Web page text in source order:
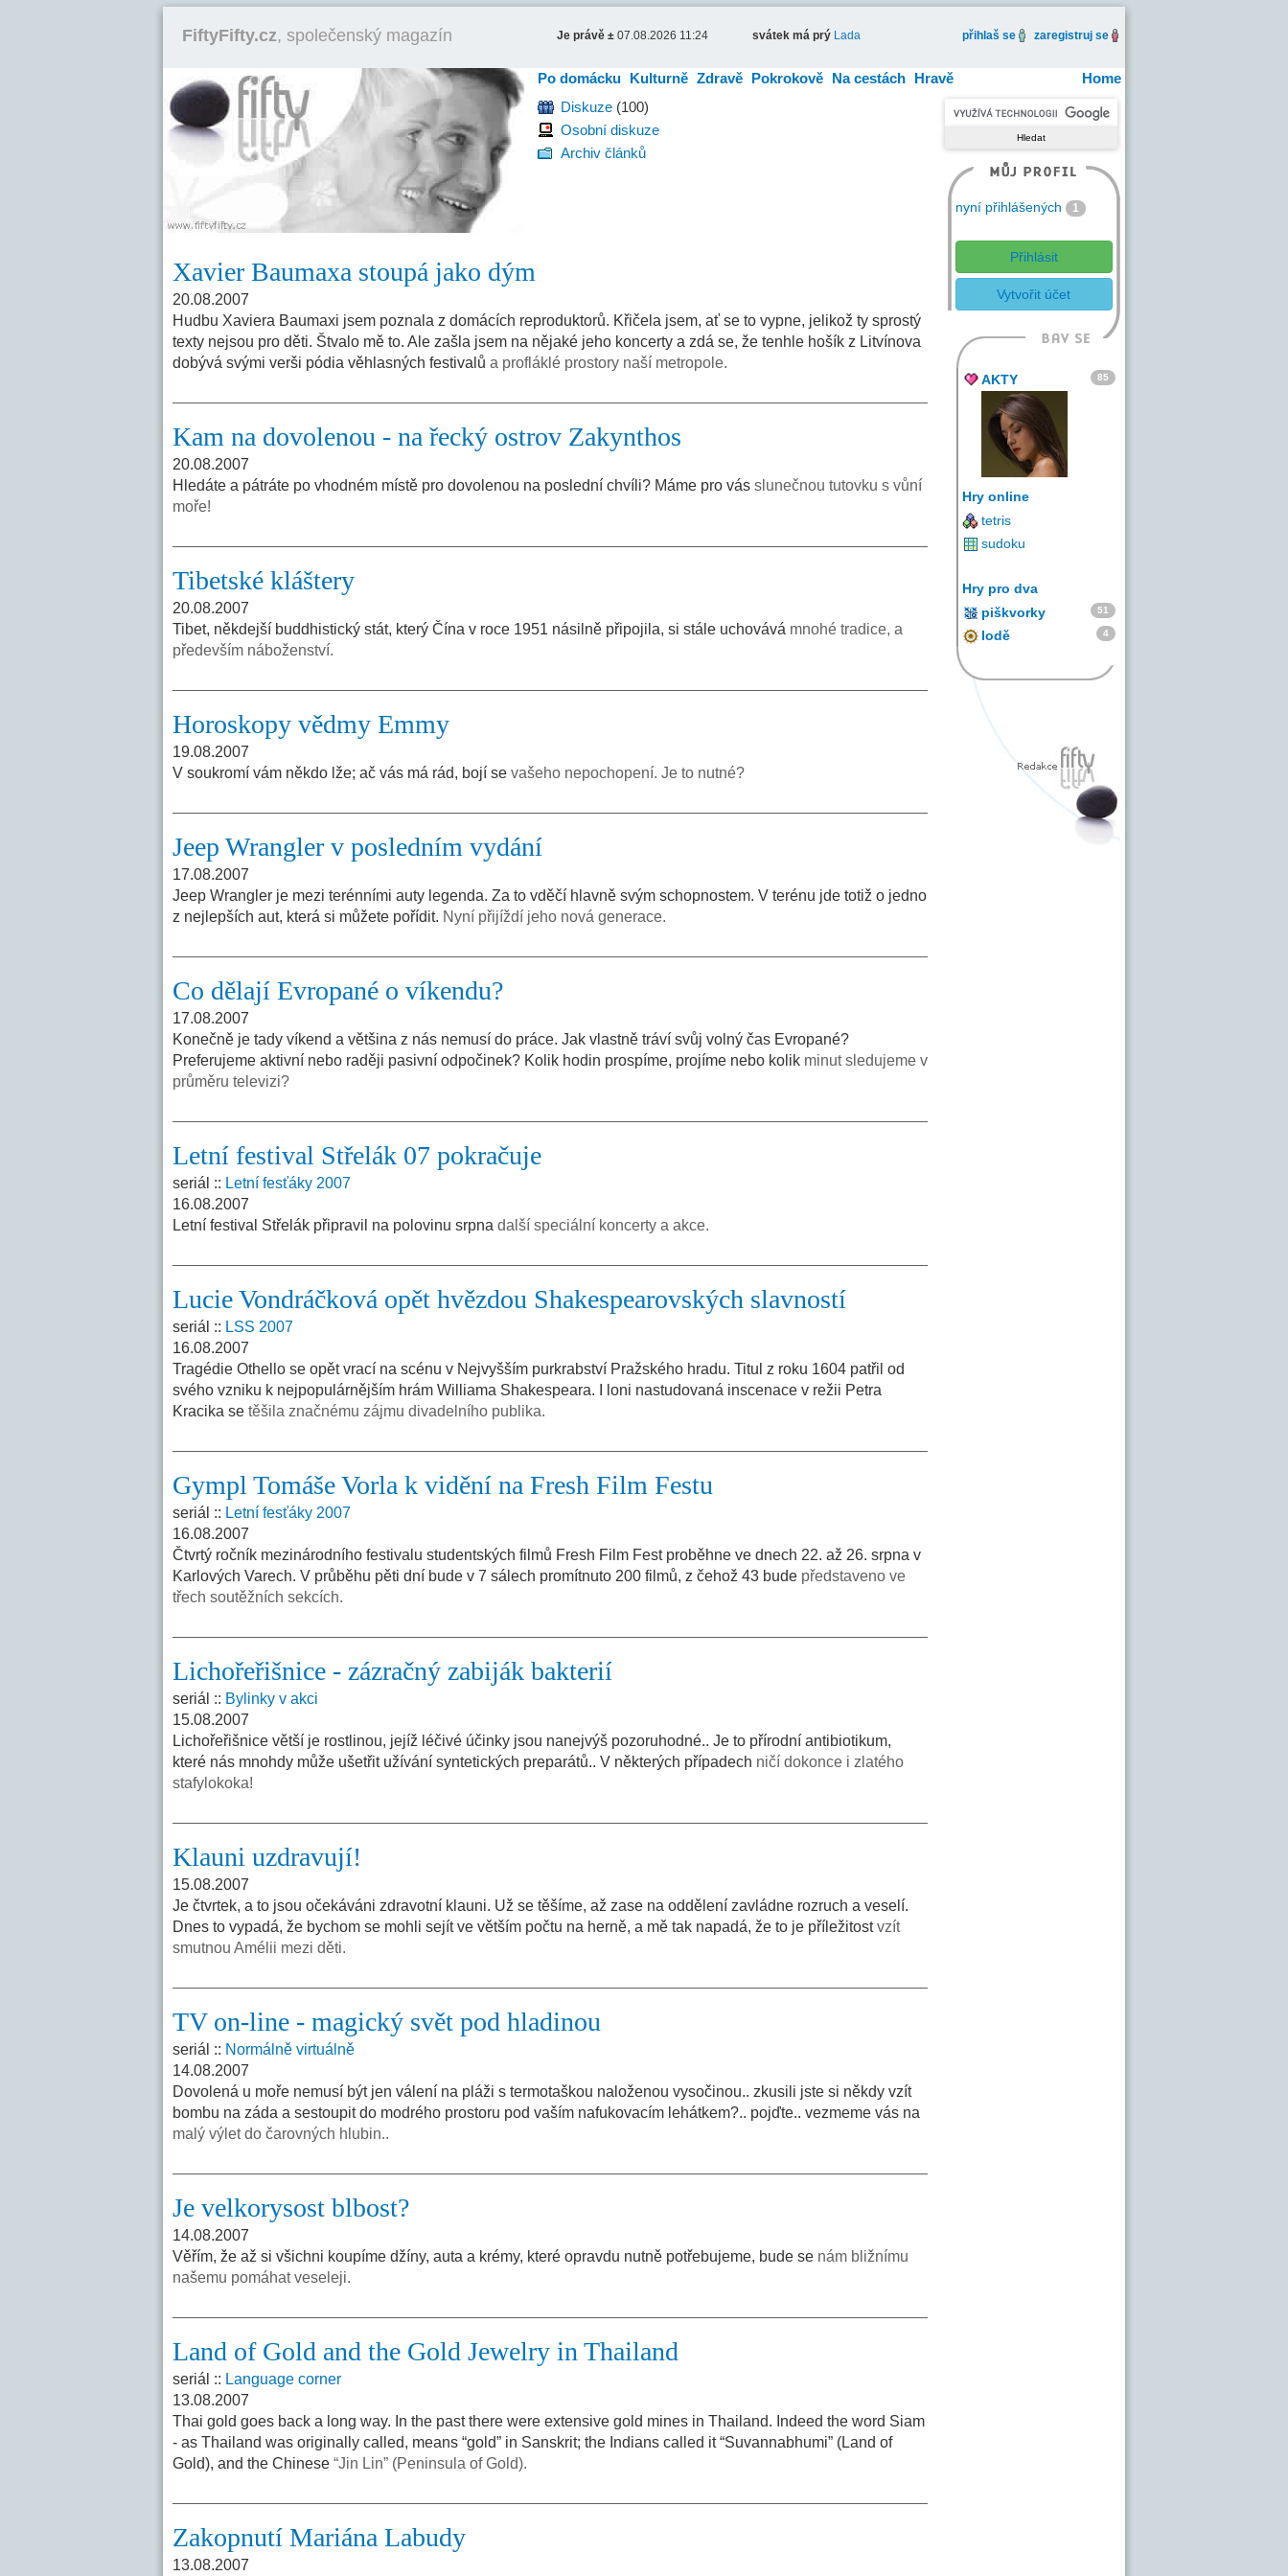
FiftyFifty.cz, společenský magazín Je právě ± 07.08.2026 11:24 svátek má prý Lada přihlaš se zaregistruj se
Home
Po domácku Kulturně Zdravě Pokrokově Na cestách Hravě
Diskuze (100)
Osobní diskuze
Archiv článků
Xavier Baumaxa stoupá jako dým
20.08.2007
Hudbu Xaviera Baumaxi jsem poznala z domácích reproduktorů. Křičela jsem, ať se to vypne, jelikož ty sprostý
texty nejsou pro děti. Štvalo mě to. Ale zašla jsem na nějaké jeho koncerty a zdá se, že tenhle hošík z Litvínova
dobývá svými verši pódia věhlasných festivalů a profláklé prostory naší metropole.
Kam na dovolenou - na řecký ostrov Zakynthos
20.08.2007
Hledáte a pátráte po vhodném místě pro dovolenou na poslední chvíli? Máme pro vás slunečnou tutovku s vůní
moře!
Tibetské kláštery
20.08.2007
Tibet, někdejší buddhistický stát, který Čína v roce 1951 násilně připojila, si stále uchovává mnohé tradice, a
především náboženství.
Horoskopy vědmy Emmy
19.08.2007
V soukromí vám někdo lže; ač vás má rád, bojí se vašeho nepochopení. Je to nutné?
Jeep Wrangler v posledním vydání
17.08.2007
Jeep Wrangler je mezi terénními auty legenda. Za to vděčí hlavně svým schopnostem. V terénu jde totiž o jedno
z nejlepších aut, která si můžete pořídit. Nyní přijíždí jeho nová generace.
Co dělají Evropané o víkendu?
17.08.2007
Konečně je tady víkend a většina z nás nemusí do práce. Jak vlastně tráví svůj volný čas Evropané?
Preferujeme aktivní nebo raději pasivní odpočinek? Kolik hodin prospíme, projíme nebo kolik minut sledujeme v
průměru televizi?
Letní festival Střelák 07 pokračuje
seriál :: Letní fesťáky 2007
16.08.2007
Letní festival Střelák připravil na polovinu srpna další speciální koncerty a akce.
Lucie Vondráčková opět hvězdou Shakespearovských slavností
seriál :: LSS 2007
16.08.2007
Tragédie Othello se opět vrací na scénu v Nejvyšším purkrabství Pražského hradu. Titul z roku 1604 patřil od
svého vzniku k nejpopulárnějším hrám Williama Shakespeara. I loni nastudovaná inscenace v režii Petra
Kracika se těšila značnému zájmu divadelního publika.
Gympl Tomáše Vorla k vidění na Fresh Film Festu
seriál :: Letní fesťáky 2007
16.08.2007
Čtvrtý ročník mezinárodního festivalu studentských filmů Fresh Film Fest proběhne ve dnech 22. až 26. srpna v
Karlových Varech. V průběhu pěti dní bude v 7 sálech promítnuto 200 filmů, z čehož 43 bude představeno ve
třech soutěžních sekcích.
Lichořeřišnice - zázračný zabiják bakterií
seriál :: Bylinky v akci
15.08.2007
Lichořeřišnice větší je rostlinou, jejíž léčivé účinky jsou nanejvýš pozoruhodné.. Je to přírodní antibiotikum,
které nás mnohdy může ušetřit užívání syntetických preparátů.. V některých případech ničí dokonce i zlatého
stafylokoka!
Klauni uzdravují!
15.08.2007
Je čtvrtek, a to jsou očekáváni zdravotní klauni. Už se těšíme, až zase na oddělení zavládne rozruch a veselí.
Dnes to vypadá, že bychom se mohli sejít ve větším počtu na herně, a mě tak napadá, že to je příležitostvzít
smutnou Amélii mezi děti.
TV on-line - magický svět pod hladinou
seriál :: Normálně virtuálně
14.08.2007
Dovolená u moře nemusí být jen válení na pláži s termotaškou naloženou vysočinou.. zkusili jste si někdy vzít
bombu na záda a sestoupit do modrého prostoru pod vaším nafukovacím lehátkem?.. pojďte.. vezmeme vás na
malý výlet do čarovných hlubin..
Je velkorysost blbost?
14.08.2007
Věřím, že až si všichni koupíme džíny, auta a krémy, které opravdu nutně potřebujeme, bude se nám bližnímu
našemu pomáhat veseleji.
Land of Gold and the Gold Jewelry in Thailand
seriál :: Language corner
13.08.2007
Thai gold goes back a long way. In the past there were extensive gold mines in Thailand. Indeed the word Siam
- as Thailand was originally called, means “gold” in Sanskrit; the Indians called it “Suvannabhumi” (Land of
Gold), and the Chinese “Jin Lin” (Peninsula of Gold).
Zakopnutí Mariána Labudy
13.08.2007
nyní přihlášených 1
Přihlásit
Vytvořit účet
AKTY 85
Hry online
tetris
sudoku
Hry pro dva
piškvorky
51
lodě 4